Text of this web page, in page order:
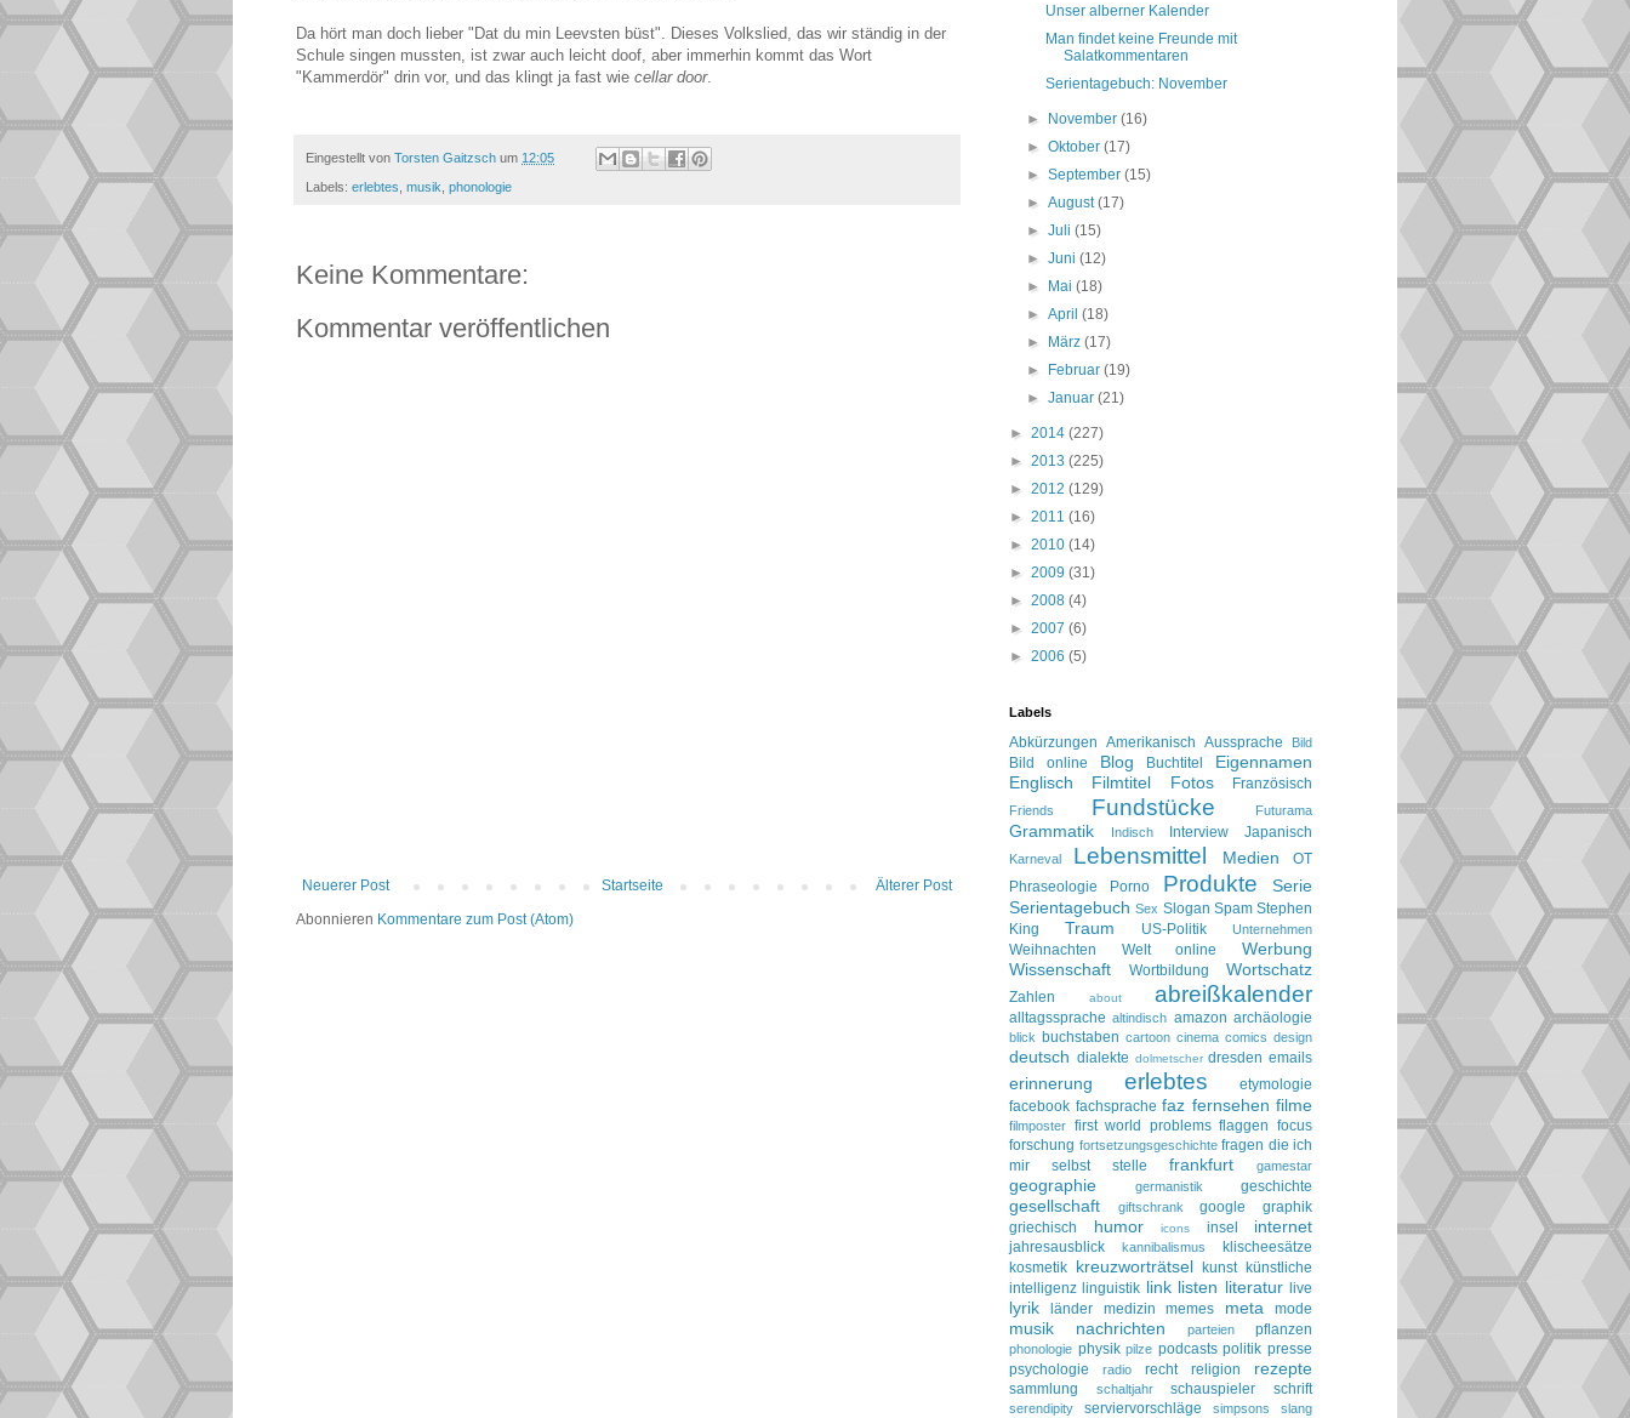
Da hört man doch lieber "Dat du min Leevsten büst". Dieses Volkslied, das wir ständig in der
Schule singen mussten, ist zwar auch leicht doof, aber immerhin kommt das Wort
"Kammerdör" drin vor, und das klingt ja fast wie cellar door.
Eingestellt von Torsten Gaitzsch um 12:05
Labels: erlebtes musik phonologie
Keine Kommentare:
Kommentar veröffentlichen
Neuerer Post Älterer Post
Startseite
Abonnieren Kommentare zum Post (Atom)
Unser alberner Kalender
Man findet keine Freunde mit
Salatkommentaren
Serientagebuch: November
► November(16)
►Oktober(17)
►September(15)
►August(17)
►Juli(15)
►Juni(12)
►
Mai(18)
►April(18)
►
März(17)
►
Februar(19)
►Januar(21)
► 2014 (227)
► 2013 (225)
► 2012 (129)
► 2011 (16)
► 2010 (14)
► 2009 (31)
► 2008 (4)
► 2007 (6)
► 2006 (5)
Labels
Abkürzungen Amerikanisch Aussprache Bild
Bild online Blog Buchtitel
Eigennamen
Englisch
Filmtitel Fotos Französisch
Friends Fundstücke Futurama
Grammatik Indisch Interview Japanisch
Karneval Lebensmittel Medien
OT
Phraseologie
Porno Produkte
Serie
Serientagebuch Sex Slogan Spam Stephen
King
Traum US-Politik Unternehmen
Weihnachten Welt online
Werbung
Wissenschaft
Wortbildung Wortschatz
Zahlen about abreißkalender
alltagssprache altindisch amazon archäologie
blick buchstaben cartoon cinema comics design
deutsch dialekte dolmetscher dresden emails
erinnerung erlebtes
etymologie
facebook fachsprache faz fernsehen filme
filmposter first world problems flaggen focus
forschung fortsetzungsgeschichte fragen die ich
mir selbst stelle
frankfurt gamestar
geographie germanistik geschichte
gesellschaft giftschrank google
graphik
griechisch
humor icons insel internet
jahresausblick kannibalismus
klischeesätze
kosmetik kreuzworträtsel kunst
künstliche
intelligenz linguistik link listen literatur live
lyrik länder medizin memes meta mode
musik nachrichten parteien pflanzen
phonologie physik pilze podcasts politik presse
psychologie
radio recht religion rezepte
sammlung schaltjahr schauspieler schrift
serendipity serviervorschläge simpsons slang